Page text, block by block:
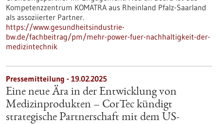
Kompetenzzentrum KOMATRA aus Rheinland Pfalz-Saarland
als assoziierter Partner.
https://www.gesundheitsindustrie-
bw.de/fachbeitrag/pm/mehr-power-fuer-nachhaltigkeit-der-
medizintechnik
Pressemitteilung - 19.02.2025
Eine neue Ära in der Entwicklung von
Medizinprodukten – CorTec kündigt
strategische Partnerschaft mit dem US-